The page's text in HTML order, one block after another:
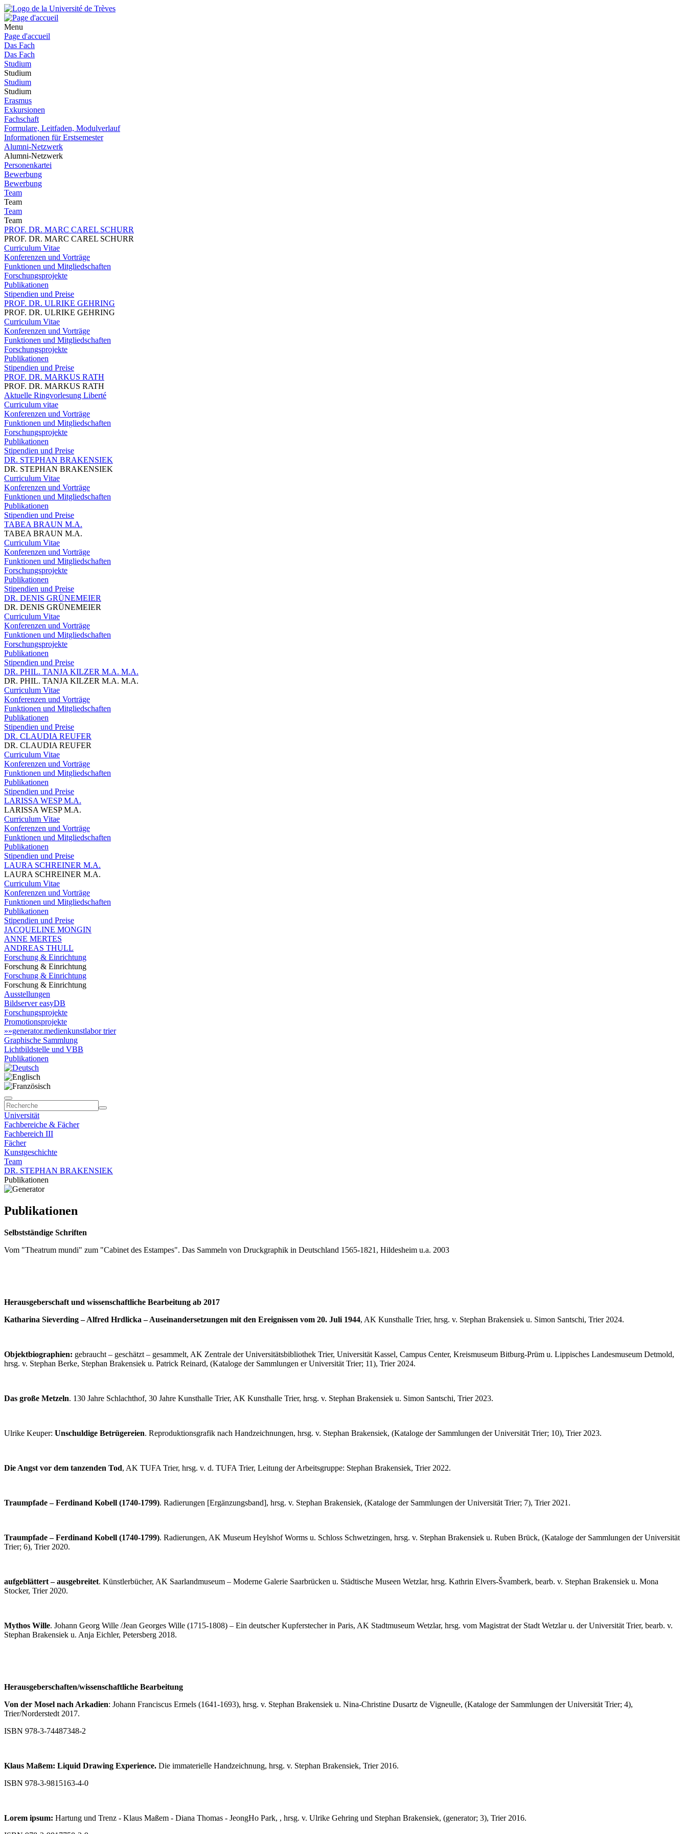
Menu
Page d'accueil
Das Fach
Das Fach
Studium
Studium
Studium
Studium
Erasmus
Exkursionen
Fachschaft
Formulare, Leitfaden, Modulverlauf
Informationen für Erstsemester
Alumni-Netzwerk
Alumni-Netzwerk
Personenkartei
Bewerbung
Bewerbung
Team
Team
Team
Team
PROF. DR. MARC CAREL SCHURR
PROF. DR. MARC CAREL SCHURR
Curriculum Vitae
Konferenzen und Vorträge
Funktionen und Mitgliedschaften
Forschungsprojekte
Publikationen
Stipendien und Preise
PROF. DR. ULRIKE GEHRING
PROF. DR. ULRIKE GEHRING
Curriculum Vitae
Konferenzen und Vorträge
Funktionen und Mitgliedschaften
Forschungsprojekte
Publikationen
Stipendien und Preise
PROF. DR. MARKUS RATH
PROF. DR. MARKUS RATH
Aktuelle Ringvorlesung Liberté
Curriculum vitae
Konferenzen und Vorträge
Funktionen und Mitgliedschaften
Forschungsprojekte
Publikationen
Stipendien und Preise
DR. STEPHAN BRAKENSIEK
DR. STEPHAN BRAKENSIEK
Curriculum Vitae
Konferenzen und Vorträge
Funktionen und Mitgliedschaften
Publikationen
Stipendien und Preise
TABEA BRAUN M.A.
TABEA BRAUN M.A.
Curriculum Vitae
Konferenzen und Vorträge
Funktionen und Mitgliedschaften
Forschungsprojekte
Publikationen
Stipendien und Preise
DR. DENIS GRÜNEMEIER
DR. DENIS GRÜNEMEIER
Curriculum Vitae
Konferenzen und Vorträge
Funktionen und Mitgliedschaften
Forschungsprojekte
Publikationen
Stipendien und Preise
DR. PHIL. TANJA KILZER M.A. M.A.
DR. PHIL. TANJA KILZER M.A. M.A.
Curriculum Vitae
Konferenzen und Vorträge
Funktionen und Mitgliedschaften
Publikationen
Stipendien und Preise
DR. CLAUDIA REUFER
DR. CLAUDIA REUFER
Curriculum Vitae
Konferenzen und Vorträge
Funktionen und Mitgliedschaften
Publikationen
Stipendien und Preise
LARISSA WESP M.A.
LARISSA WESP M.A.
Curriculum Vitae
Konferenzen und Vorträge
Funktionen und Mitgliedschaften
Publikationen
Stipendien und Preise
LAURA SCHREINER M.A.
LAURA SCHREINER M.A.
Curriculum Vitae
Konferenzen und Vorträge
Funktionen und Mitgliedschaften
Publikationen
Stipendien und Preise
JACQUELINE MONGIN
ANNE MERTES
ANDREAS THULL
Forschung & Einrichtung
Forschung & Einrichtung
Forschung & Einrichtung
Forschung & Einrichtung
Ausstellungen
Bildserver easyDB
Forschungsprojekte
Promotionsprojekte
»»generator.medienkunstlabor trier
Graphische Sammlung
Lichtbildstelle und VBB
Publikationen
Universität
Fachbereiche & Fächer
Fachbereich III
Fächer
Kunstgeschichte
Team
DR. STEPHAN BRAKENSIEK
Publikationen
Publikationen
Selbstständige Schriften
Vom "Theatrum mundi" zum "Cabinet des Estampes". Das Sammeln von Druckgraphik in Deutschland 1565-1821, Hildesheim u.a. 2003
Herausgeberschaft und wissenschaftliche Bearbeitung ab 2017
Katharina Sieverding – Alfred Hrdlicka – Auseinandersetzungen mit den Ereignissen vom 20. Juli 1944, AK Kunsthalle Trier, hrsg. v. Stephan Brakensiek u. Simon Santschi, Trier 2024.
Objektbiographien: gebraucht – geschätzt – gesammelt, AK Zentrale der Universitätsbibliothek Trier, Universität Kassel, Campus Center, Kreismuseum Bitburg-Prüm u. Lippisches Landesmuseum Detmold,
hrsg. v. Stephan Berke, Stephan Brakensiek u. Patrick Reinard, (Kataloge der Sammlungen er Universität Trier; 11), Trier 2024.
Das große Metzeln. 130 Jahre Schlachthof, 30 Jahre Kunsthalle Trier, AK Kunsthalle Trier, hrsg. v. Stephan Brakensiek u. Simon Santschi, Trier 2023.
Ulrike Keuper: Unschuldige Betrügereien. Reproduktionsgrafik nach Handzeichnungen, hrsg. v. Stephan Brakensiek, (Kataloge der Sammlungen der Universität Trier; 10), Trier 2023.
Die Angst vor dem tanzenden Tod, AK TUFA Trier, hrsg. v. d. TUFA Trier, Leitung der Arbeitsgruppe: Stephan Brakensiek, Trier 2022.
Traumpfade – Ferdinand Kobell (1740-1799). Radierungen [Ergänzungsband], hrsg. v. Stephan Brakensiek, (Kataloge der Sammlungen der Universität Trier; 7), Trier 2021.
Traumpfade – Ferdinand Kobell (1740-1799). Radierungen, AK Museum Heylshof Worms u. Schloss Schwetzingen, hrsg. v. Stephan Brakensiek u. Ruben Brück, (Kataloge der Sammlungen der Universität
Trier; 6), Trier 2020.
aufgeblättert – ausgebreitet. Künstlerbücher, AK Saarlandmuseum – Moderne Galerie Saarbrücken u. Städtische Museen Wetzlar, hrsg. Kathrin Elvers-Švamberk, bearb. v. Stephan Brakensiek u. Mona
Stocker, Trier 2020.
Mythos Wille. Johann Georg Wille /Jean Georges Wille (1715-1808) – Ein deutscher Kupferstecher in Paris, AK Stadtmuseum Wetzlar, hrsg. vom Magistrat der Stadt Wetzlar u. der Universität Trier, bearb. v.
Stephan Brakensiek u. Anja Eichler, Petersberg 2018.
Herausgeberschaften/wissenschaftliche Bearbeitung
Von der Mosel nach Arkadien: Johann Franciscus Ermels (1641-1693), hrsg. v. Stephan Brakensiek u. Nina-Christine Dusartz de Vigneulle, (Kataloge der Sammlungen der Universität Trier; 4),
Trier/Norderstedt 2017.
ISBN 978-3-74487348-2
Klaus Maßem: Liquid Drawing Experience. Die immaterielle Handzeichnung, hrsg. v. Stephan Brakensiek, Trier 2016.
ISBN 978-3-9815163-4-0
Lorem ipsum: Hartung und Trenz - Klaus Maßem - Diana Thomas - JeongHo Park, , hrsg. v. Ulrike Gehring und Stephan Brakensiek, (generator; 3), Trier 2016.